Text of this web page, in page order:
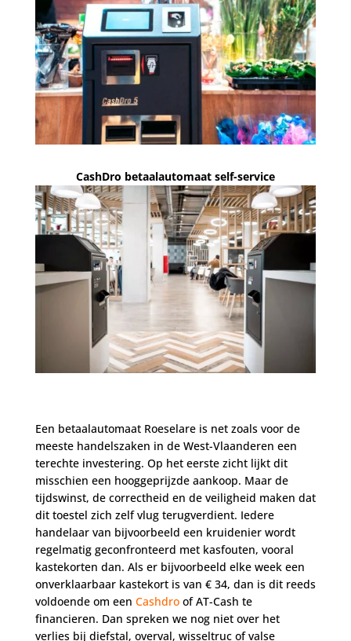
CashDro betaalautomaat self-service
Een betaalautomaat Roeselare is net zoals voor de
meeste handelszaken in de West-Vlaanderen een
terechte investering. Op het eerste zicht lijkt dit
misschien een hooggeprijzde aankoop. Maar de
tijdswinst, de correctheid en de veiligheid maken dat
dit toestel zich zelf vlug terugverdient. Iedere
handelaar van bijvoorbeeld een kruidenier wordt
regelmatig geconfronteerd met kasfouten, vooral
kastekorten dan. Als er bijvoorbeeld elke week een
onverklaarbaar kastekort is van € 34, dan is dit reeds
voldoende om een Cashdroof AT-Cash te
financieren. Dan spreken we nog niet over het
verlies bij diefstal, overval, wisseltruc of valse